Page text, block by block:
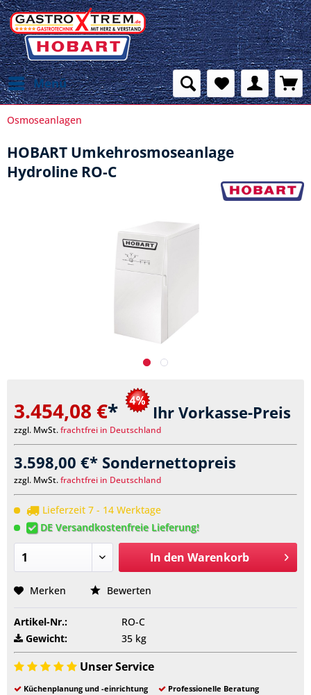
Menü
Osmoseanlagen
HOBART Umkehrosmoseanlage
Hydroline RO-C
3.454,08 €* Ihr Vorkasse-Preis
zzgl. MwSt.frachtfrei in Deutschland
3.598,00 €* Sondernettopreis
zzgl. MwSt.frachtfrei in Deutschland
Lieferzeit 7 - 14 Werktage
DE Versandkostenfreie Lieferung!
In den Warenkorb
Merken Bewerten
Artikel-Nr.:
RO-C
Gewicht:
35 kg
Unser Service
Küchenplanung und -einrichtung
Professionelle Beratung